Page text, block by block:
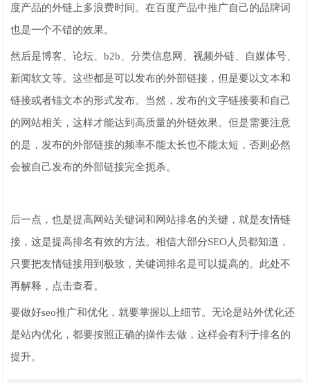
度产品的外链上多浪费时间。在百度产品中推广自己的品牌词
也是一个不错的效果。
然后是博客、论坛、b2b、分类信息网、视频外链、自媒体号、
新闻软文等。这些都是可以发布的外部链接，但是要以文本和
链接或者锚文本的形式发布。当然，发布的文字链接要和自己
的网站相关，这样才能达到高质量的外链效果。但是需要注意
的是，发布的外部链接的频率不能太长也不能太短，否则必然
会被自己发布的外部链接完全扼杀。
后一点，也是提高网站关键词和网站排名的关键，就是友情链
接，这是提高排名有效的方法。相信大部分SEO人员都知道，
只要把友情链接用到极致，关键词排名是可以提高的。此处不
再解释，点击查看。
要做好seo推广和优化，就要掌握以上细节。无论是站外优化还
是站内优化，都要按照正确的操作去做，这样会有利于排名的
提升。